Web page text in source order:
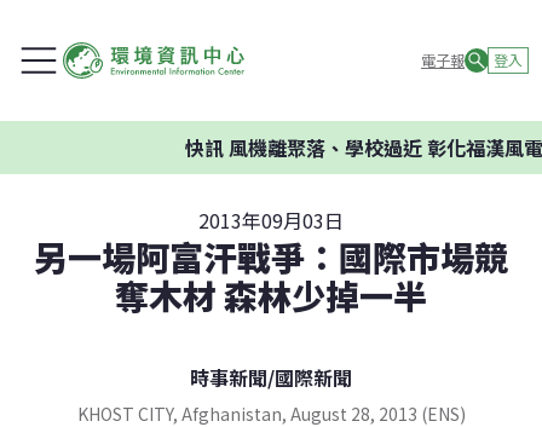
電子報 登入
快訊風機離聚落、學校過近 彰化福漢風電
2013年09月03日
另一場阿富汗戰爭：國際市場競
奪木材 森林少掉一半
時事新聞/國際新聞
KHOST CITY, Afghanistan, August 28, 2013 (ENS)